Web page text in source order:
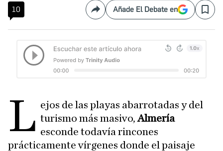
10 CompartirAñade El Debate en Save
L ejos de las playas abarrotadas y del
turismo más masivo,Almería
esconde todavía rincones
prácticamente vírgenes donde el paisaje